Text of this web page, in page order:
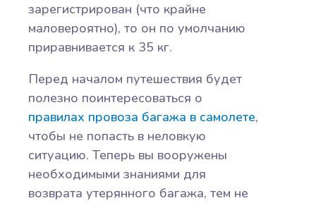
зарегистрирован (что крайне
маловероятно), то он по умолчанию
приравнивается к 35 кг.
Перед началом путешествия будет
полезно поинтересоваться о
правилах провоза багажа в самолете,
чтобы не попасть в неловкую
ситуацию. Теперь вы вооружены
необходимыми знаниями для
возврата утерянного багажа, тем не